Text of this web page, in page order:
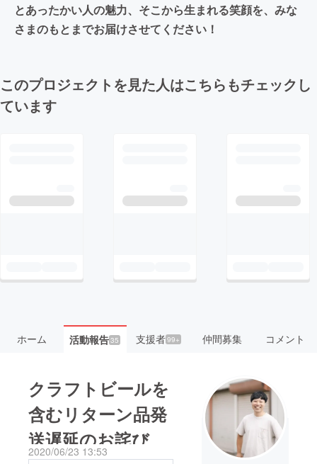
とあったかい人の魅力、そこから生まれる笑顔を、みな
さまのもとまでお届けさせてください！
このプロジェクトを見た人はこちらもチェックし
ています
ホーム 活動報告35 支援者99+ 仲間募集 コメント
クラフトビールを
含むリターン品発
送遅延のお詫び
2020/06/23 13:53